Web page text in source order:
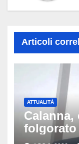
Articoli
ATTUALITÀ
Calanna,
folgorato
luminarie